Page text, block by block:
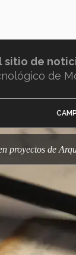
sitio de
de
proyectos de